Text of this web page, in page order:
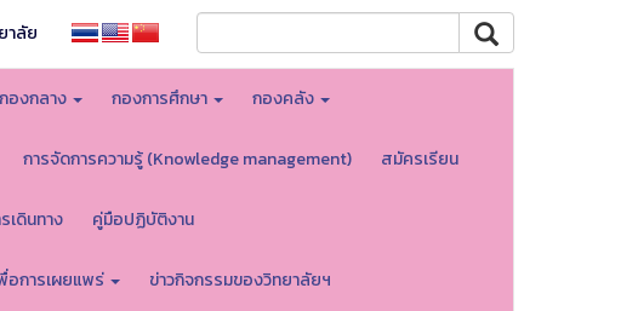
าลัย
กองกลาง กองการศึกษา กองคลัง
การจัดการความรู้ (Knowledge management) สมัครเรียน
เดินทาง คู่มือปฏิบัติงาน
อการเผยแพร่ ข่าวกิจกรรมของวิทยาลัยฯ